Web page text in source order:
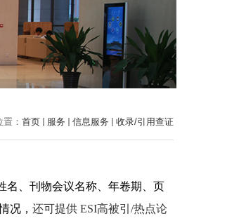
： 首页 服务 信息服务 收录/引用查证
名、刊物会议名称、年卷期、页
况， 还可提供 ESI高被引 /热点论